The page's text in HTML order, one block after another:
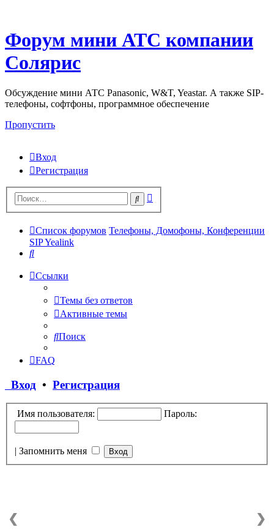
Форум мини АТС компании
Солярис
Обсуждение мини АТС Panasonic, W&T, Yeastar. А также SIP-
телефоны, софтфоны, программное обеспечение
Пропустить
Вход
Регистрация
Поиск
Список форумов Телефоны, Домофоны, Конференции
SIP Yealink
Поиск
Ссылки
Темы без ответов
Активные темы
Поиск
FAQ
Вход • Регистрация
Имя пользователя: Пароль:
| Запомнить меня
❮ ❯